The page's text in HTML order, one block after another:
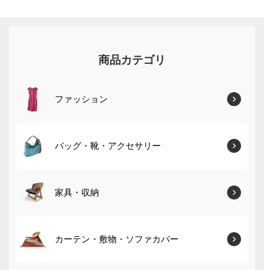
商品カテゴリ
ファッション
バッグ・靴・アクセサリー
家具・収納
カーテン・敷物・ソファカバー